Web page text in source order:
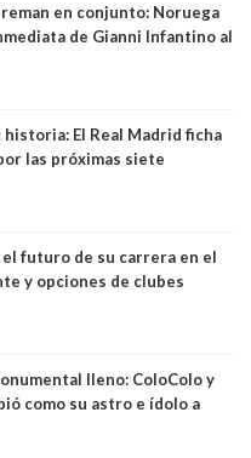
en conjunto: Noruega
de Gianni Infantino al
historia: El Real Madrid ficha
las próximas siete
el futuro de su carrera en el
y opciones de clubes
lleno: ColoColo y
como su astro e ídolo a